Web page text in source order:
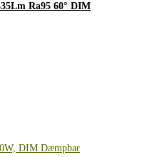
Ra95 60° DIM